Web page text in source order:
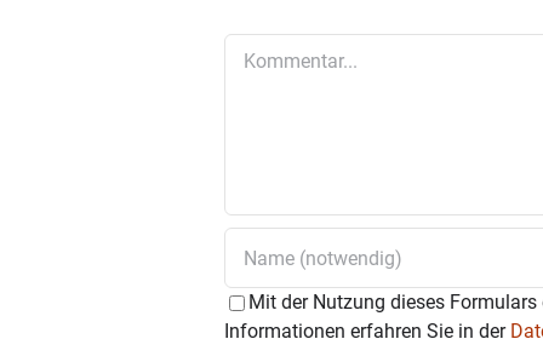
Mit der Nutzung dieses
Informationen erfahren Sie in der